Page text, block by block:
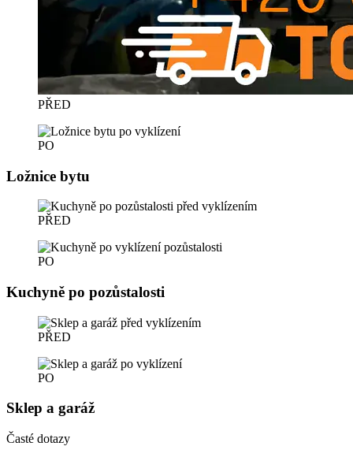
PŘED
PO
Ložnice bytu
PŘED
PO
Kuchyně po pozůstalosti
PŘED
PO
Sklep a garáž
Časté dotazy